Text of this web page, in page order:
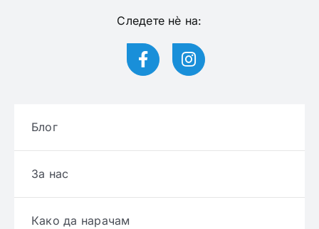
Следете нѐ на:
Блог
За нас
Како да нарачам